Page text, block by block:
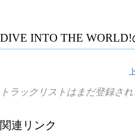
DIVE INTO THE WORLD!
トラックリストはまだ登録され
関連リンク